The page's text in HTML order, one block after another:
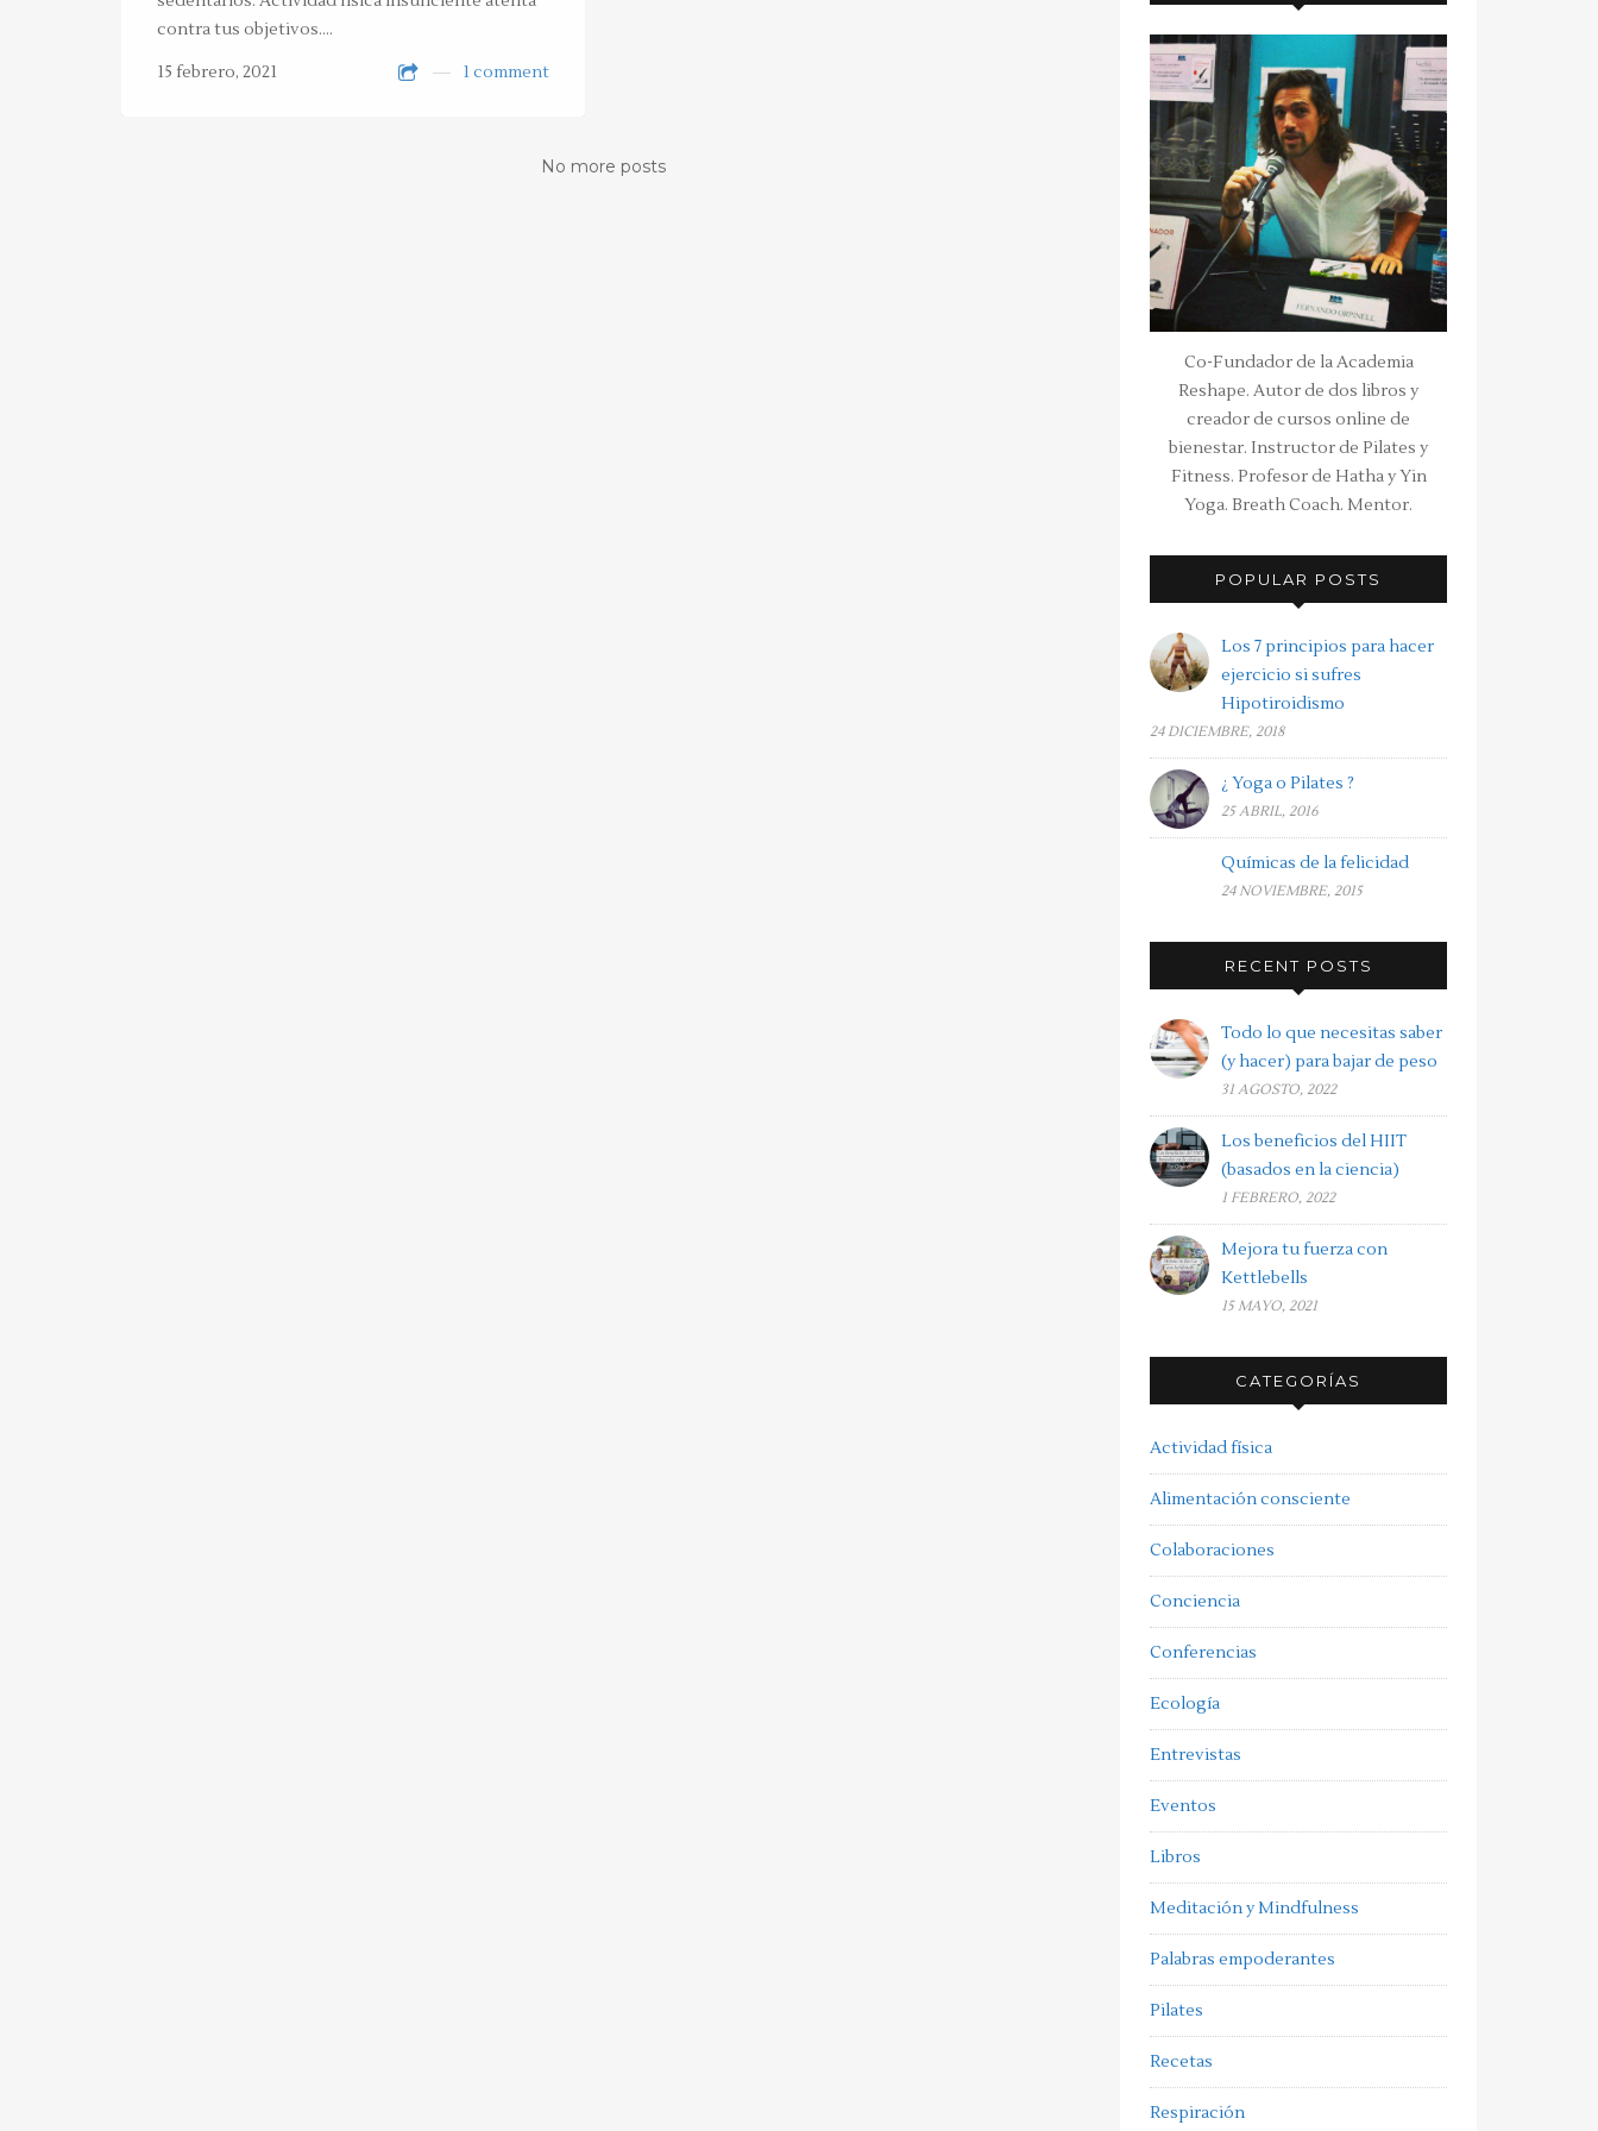
contra tus objetivos.…
15 febrero, 2021
1 comment
No more posts
Co-Fundador de la Academia
Reshape. Autor de dos libros y
creador de cursos online de
bienestar. Instructor de Pilates y
Fitness. Profesor de Hatha y Yin
Yoga. Breath Coach. Mentor.
POPULAR POSTS
Los 7 principios para hacer
ejercicio si sufres
Hipotiroidismo
24 DICIEMBRE, 2018
¿ Yoga o Pilates ?
25 ABRIL, 2016
Químicas de la felicidad
24 NOVIEMBRE, 2015
RECENT POSTS
Todo lo que necesitas saber
(y hacer) para bajar de peso
31 AGOSTO, 2022
Los beneficios del HIIT
(basados en la ciencia)
1 FEBRERO, 2022
Mejora tu fuerza con
Kettlebells
15 MAYO, 2021
CATEGORÍAS
Actividad física
Alimentación consciente
Colaboraciones
Conciencia
Conferencias
Ecología
Entrevistas
Eventos
Libros
Meditación y Mindfulness
Palabras empoderantes
Pilates
Recetas
Respiración